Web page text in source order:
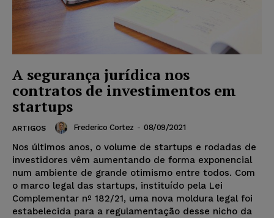
A segurança jurídica nos
contratos de investimentos em
startups
ARTIGOS Frederico Cortez - 08/09/2021
Nos últimos anos, o volume de startups e rodadas de
investidores vêm aumentando de forma exponencial
num ambiente de grande otimismo entre todos. Com
o marco legal das startups, instituído pela Lei
Complementar nº 182/21, uma nova moldura legal foi
estabelecida para a regulamentação desse nicho da